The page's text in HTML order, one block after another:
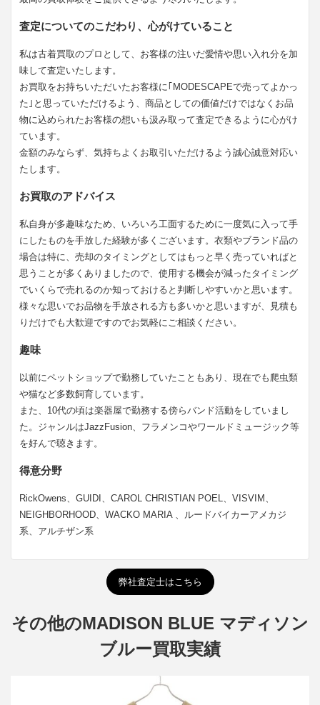
査定についてのこだわり、心がけていること
私は古着買取のプロとして、お客様の注いだ愛情や思い入れ分を加
味して査定いたします。
お買取をお持ちいただいたお客様に｢MODESCAPEで売ってよかっ
た｣と思っていただけるよう、商品としての価値だけではなくお品
物に込められたお客様の想いも汲み取って査定できるように心がけ
ています。
金額のみならず、気持ちよくお取引いただけるよう誠心誠意対応い
たします。
お買取のアドバイス
私自身が多趣味なため、いろいろ工面するために一度気に入って手
にしたものを手放した経験が多くございます。衣類やブランド品の
場合は特に、売却のタイミングとしてはもっと早く売っていればと
思うことが多くありましたので、使用する機会が減ったタイミング
でいくらで売れるのか知っておけると判断しやすいかと思います。
様々な思いでお品物を手放される方も多いかと思いますが、見積も
りだけでも大歓迎ですのでお気軽にご相談ください。
趣味
以前にペットショップで勤務していたこともあり、現在でも爬虫類
や猫など多数飼育しています。
また、10代の頃は楽器屋で勤務する傍らバンド活動をしていまし
た。ジャンルはJazzFusion、フラメンコやワールドミュージック等
を好んで聴きます。
得意分野
RickOwens、GUIDI、CAROL CHRISTIAN POEL、VISVIM、
NEIGHBORHOOD、WACKO MARIA 、ルードバイカーアメカジ
系、アルチザン系
弊社査定士はこちら
その他のMADISON BLUE マディソン
ブルー買取実績